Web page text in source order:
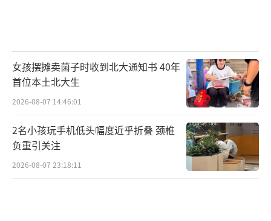
女孩摆摊卖菌子时收到北大通知书 40年
首位本土北大生
2026-08-07 14:46:01
2名小孩玩手机低头幅度近乎折叠 颈椎
负重引关注
2026-08-07 23:18:11